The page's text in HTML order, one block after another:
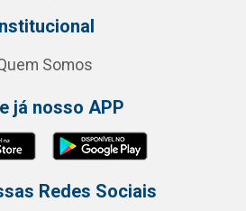
Somos
já nosso APP
Redes Sociais